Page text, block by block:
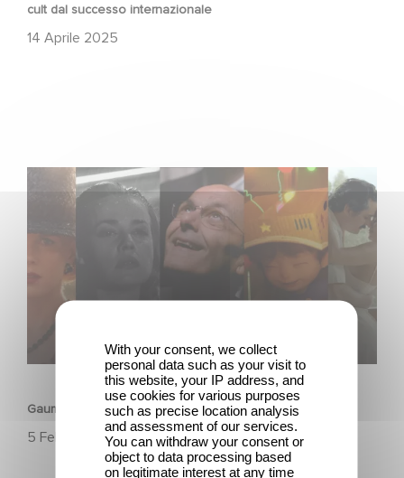
cult dal successo internazionale
14 Aprile 2025
PATRIMONIO
Gaumont, 130 anni di storia, innovazione ed emozioni
5 Febbraio 2025
Gaumont, 130 anni di storia, innovazione ed emozioni
With your consent, we collect
personal data such as your visit to
this website, your IP address, and
use cookies for various purposes
such as precise location analysis
and assessment of our services.
You can withdraw your consent or
object to data processing based
on legitimate interest at any time